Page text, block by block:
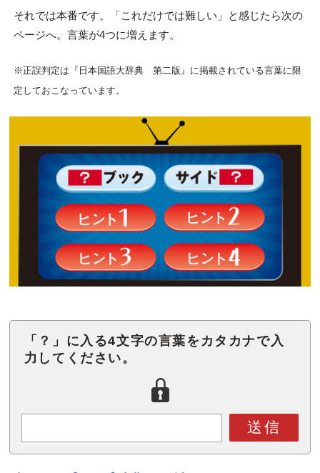
それでは本番です。「これだけでは難しい」と感じたら次の
ページへ。言葉が4つに増えます。
※正誤判定は『日本国語大辞典 第二版』に掲載されている言葉に限
定しておこなっています。
「？」に入る4文字の言葉をカタカナで入
力してください。
送信